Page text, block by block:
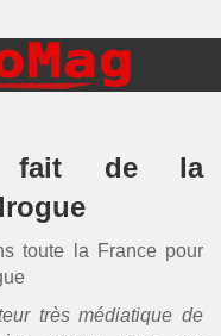
fait de la
toute la France pour
très médiatique de